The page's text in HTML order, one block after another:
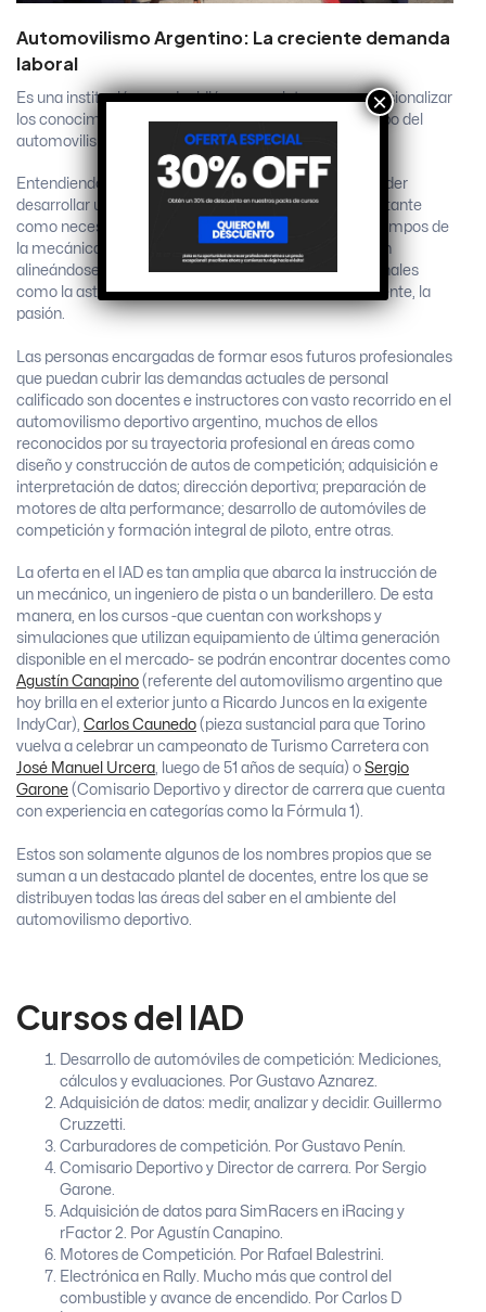
Automovilismo Argentino: La creciente demanda
laboral
Es una institución que decidió acercar, integrar y profesionalizar
los conocimientos teóricos-prácticos dentro del campo del
automovilismo deportivo.
Entendiendo, desde un primer momento, que para poder
desarrollar un automóvil de competición es tan importante
como necesario poder amalgamar sabiduría en los campos de
la mecánica, la física y la matemática, que terminarán
alineándose con otras aptitudes estrictamente personales
como la astucia, el ingenio, la dedicación y, puntualmente, la
pasión.
Las personas encargadas de formar esos futuros profesionales
que puedan cubrir las demandas actuales de personal
calificado son docentes e instructores con vasto recorrido en el
automovilismo deportivo argentino, muchos de ellos
reconocidos por su trayectoria profesional en áreas como
diseño y construcción de autos de competición; adquisición e
interpretación de datos; dirección deportiva; preparación de
motores de alta performance; desarrollo de automóviles de
competición y formación integral de piloto, entre otras.
La oferta en el IAD es tan amplia que abarca la instrucción de
un mecánico, un ingeniero de pista o un banderillero. De esta
manera, en los cursos -que cuentan con workshops y
simulaciones que utilizan equipamiento de última generación
disponible en el mercado- se podrán encontrar docentes como
Agustín Canapino (referente del automovilismo argentino que
hoy brilla en el exterior junto a Ricardo Juncos en la exigente
IndyCar), Carlos Caunedo (pieza sustancial para que Torino
vuelva a celebrar un campeonato de Turismo Carretera con
José Manuel Urcera , luego de 51 años de sequía) o Sergio
Garone (Comisario Deportivo y director de carrera que cuenta
con experiencia en categorías como la Fórmula 1).
Estos son solamente algunos de los nombres propios que se
suman a un destacado plantel de docentes, entre los que se
distribuyen todas las áreas del saber en el ambiente del
automovilismo deportivo.
Cursos del IAD
Desarrollo de automóviles de competición: Mediciones,
cálculos y evaluaciones. Por Gustavo Aznarez.
Adquisición de datos: medir, analizar y decidir. Guillermo
Cruzzetti.
Carburadores de competición. Por Gustavo Penín.
Comisario Deportivo y Director de carrera. Por Sergio
Garone.
Adquisición de datos para SimRacers en iRacing y
rFactor 2. Por Agustín Canapino.
Motores de Competición. Por Rafael Balestrini.
Electrónica en Rally. Mucho más que control del
combustible y avance de encendido. Por Carlos D
×